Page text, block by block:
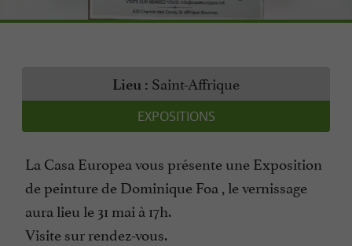
Lieu : Saint-Affrique
EXPOSITIONS
La Casa Europea vous présente une Exposition
de peinture de Dominique Foa , le vernissage
aura lieu le 31 mai à 17h.
Visite sur rendez-vous.